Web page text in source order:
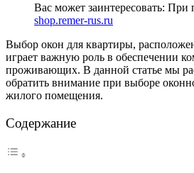
Вас может заинтересовать: При
shop.remer-rus.ru
Выбор окон для квартиры,
играет важную роль в обеспечении
проживающих. В данной статье мы
обратить внимание при выборе
жилого помещения.
Содержание